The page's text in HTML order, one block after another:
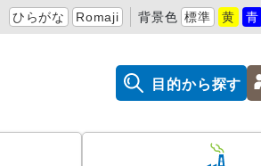
ひらがな Romaji 背景色 標準 黄 青
目的から探す